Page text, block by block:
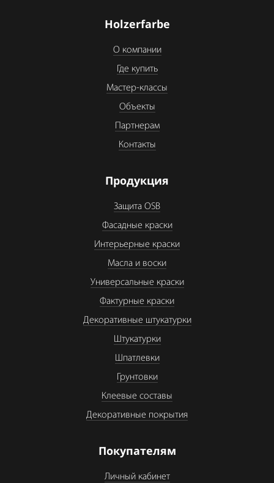
Holzerfarbe
О компании
Где купить
Мастер-классы
Объекты
Партнерам
Контакты
Продукция
Защита OSB
Фасадные краски
Интерьерные краски
Масла и воски
Универсальные краски
Фактурные краски
Декоративные штукатурки
Штукатурки
Шпатлевки
Грунтовки
Клеевые составы
Декоративные покрытия
Покупателям
Личный кабинет